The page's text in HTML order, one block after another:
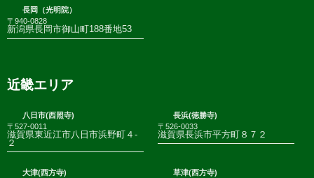
長岡（光明院）
〒940-0828
新潟県長岡市御山町188番地53
近畿エリア
八日市(西照寺)
〒527-0011
滋賀県東近江市八日市浜野町４-
２
長浜(徳勝寺)
〒526-0033
滋賀県長浜市平方町８７２
大津(西方寺)
草津(西方寺)